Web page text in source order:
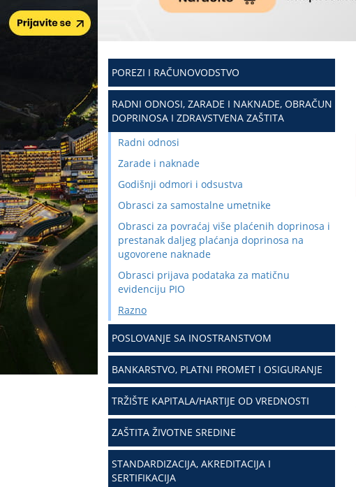
POREZI I RAČUNOVODSTVO
RADNI ODNOSI, ZARADE I NAKNADE, OBRAČUN
DOPRINOSA I ZDRAVSTVENA ZAŠTITA
Radni odnosi
Zarade i naknade
Godišnji odmori i odsustva
Obrasci za samostalne umetnike
Obrasci za povraćaj više plaćenih doprinosa i
prestanak daljeg plaćanja doprinosa na
ugovorene naknade
Obrasci prijava podataka za matičnu
evidenciju PIO
Razno
POSLOVANJE SA INOSTRANSTVOM
BANKARSTVO, PLATNI PROMET I OSIGURANJE
TRŽIŠTE KAPITALA/HARTIJE OD VREDNOSTI
ZAŠTITA ŽIVOTNE SREDINE
STANDARDIZACIJA, AKREDITACIJA I
SERTIFIKACIJA